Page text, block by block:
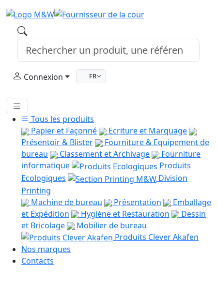
Connexion FR
Tous les produits
Papier et Façonné
Ecriture et Marquage
Présentoir & Blister
Fourniture & Equipement de
bureau
Classement et Archivage
Fourniture
informatique
Produits
Ecologiques
Division
Printing
Machine de bureau
Présentation
Emballage
et Expédition
Hygiène et Restauration
Dessin
et Bricolage
Mobilier de bureau
Produits Clever Akafen
Nos marques
Contacts